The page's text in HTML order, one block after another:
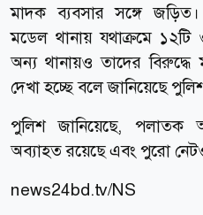
মাদক ব্যবসার সঙ্গে
মডেল থানায় যথাক্রমে
অন্য থানায়ও তাদের
দেখা হচ্ছে বলে জানিয়েছে
পুলিশ জানিয়েছে, পলাতক
অব্যাহত রয়েছে এবং পুরো
news24bd.tv/NS